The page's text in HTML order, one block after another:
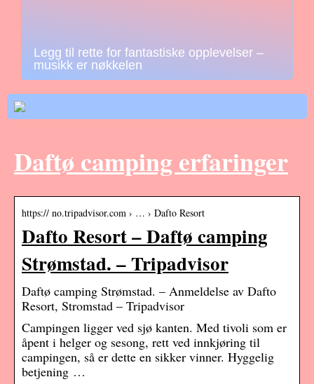
Legg til rette for fantastiske opplevelser –
musikk er nøkkelen
Daftø camping erfaringer
https:// no.tripadvisor.com › … › Dafto Resort
Dafto Resort – Daftø camping
Strømstad. – Tripadvisor
Daftø camping Strømstad. – Anmeldelse av Dafto
Resort, Stromstad – Tripadvisor
Campingen ligger ved sjø kanten. Med tivoli som er
åpent i helger og sesong, rett ved innkjøring til
campingen, så er dette en sikker vinner. Hyggelig
betjening …